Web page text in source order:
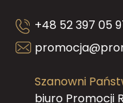
+48 52 397 05
Szanowni
biuro Promocji